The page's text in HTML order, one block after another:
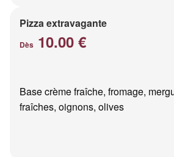
Pizza extravagante
Dès 10.00 €
Base crème fraîche, fromage,
fraîches, oignons, olives